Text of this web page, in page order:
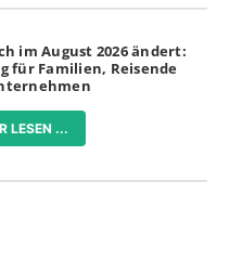
im August 2026 ändert:
für Familien, Reisende
LESEN ...